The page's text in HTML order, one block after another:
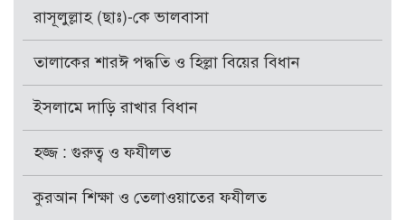
রাসূলুল্লাহ (ছাঃ)-কে ভালবাসা
তালাকের শারঈ পদ্ধতি ও হিল্লা বিয়ের বিধান
ইসলামে দাড়ি রাখার বিধান
হজ্জ : গুরুত্ব ও ফযীলত
কুরআন শিক্ষা ও তেলাওয়াতের ফযীলত